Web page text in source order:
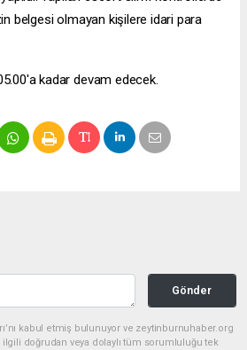
belgesi olmayan kişilere idari para
kadar devam edecek.
Gönder
kabul etmiş bulunuyor ve zeytinburnuhaber.org
ilgili doğrudan veya dolaylı tüm sorumluluğu tek